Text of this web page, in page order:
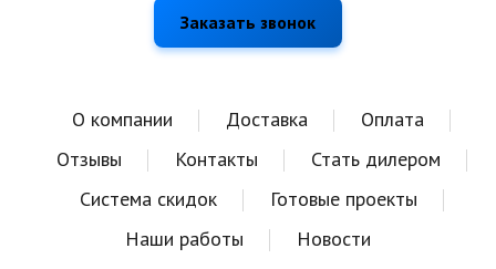
О компании Доставка
Оплата
Отзывы
Контакты
Стать дилером
Система скидок
Готовые проекты
Наши работы
Новости